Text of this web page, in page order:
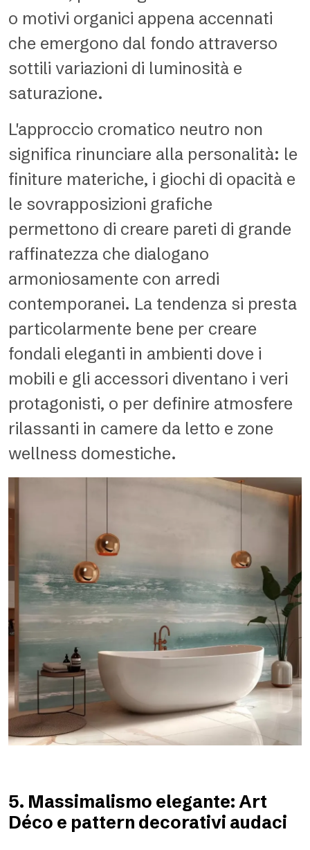
o motivi organici appena accennati
che emergono dal fondo attraverso
sottili variazioni di luminosità e
saturazione.
L'approccio cromatico neutro non
significa rinunciare alla personalità: le
finiture materiche, i giochi di opacità e
le sovrapposizioni grafiche
permettono di creare pareti di grande
raffinatezza che dialogano
armoniosamente con arredi
contemporanei. La tendenza si presta
particolarmente bene per creare
fondali eleganti in ambienti dove i
mobili e gli accessori diventano i veri
protagonisti, o per definire atmosfere
rilassanti in camere da letto e zone
wellness domestiche.
5. Massimalismo elegante: Art
Déco e pattern decorativi audaci